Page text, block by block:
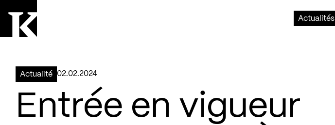
Actualités
Actualité 02.02.2024
Entrée en vigueur